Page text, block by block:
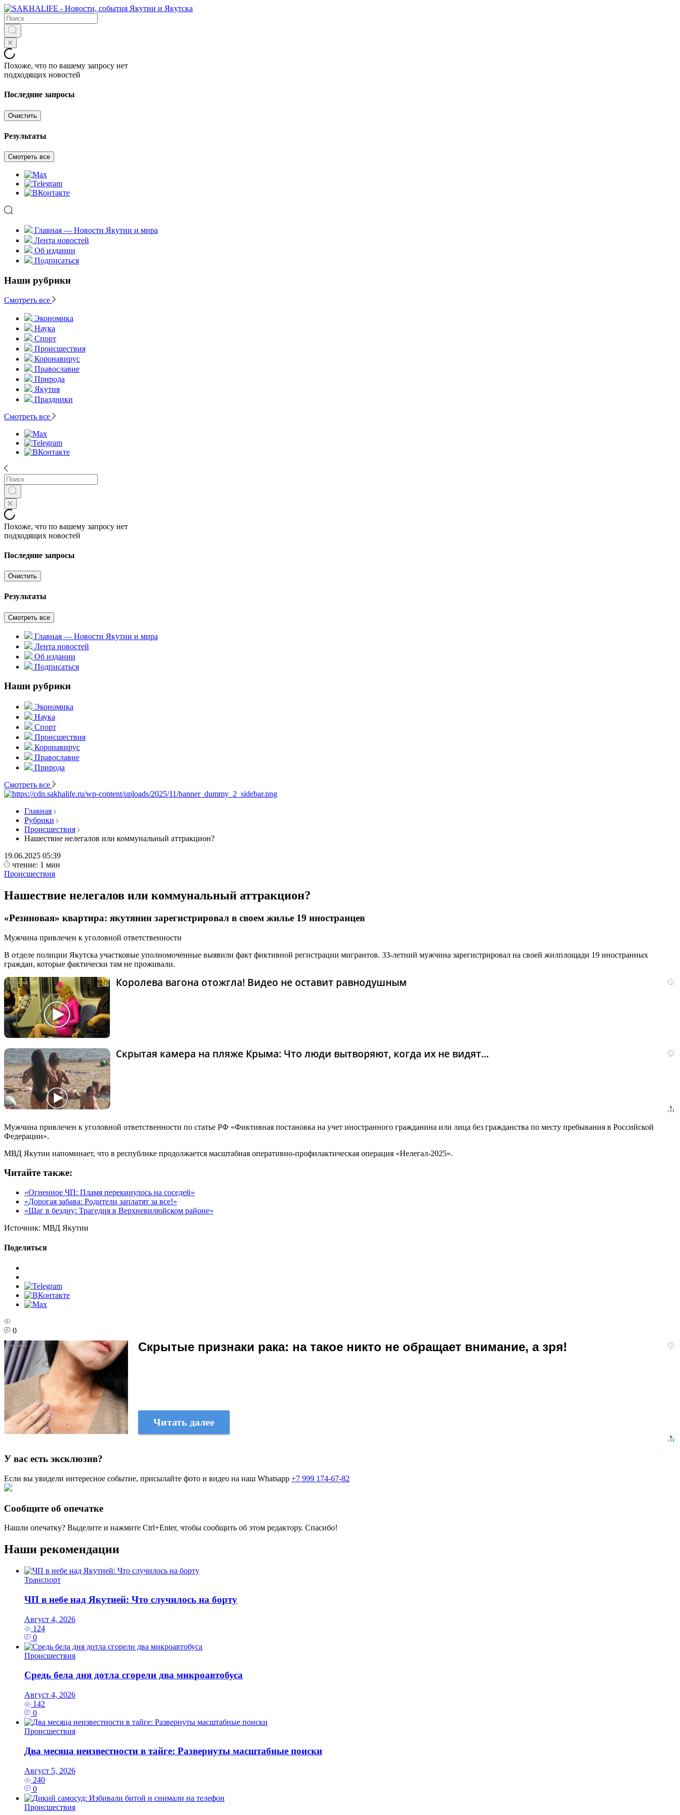
Похоже, что по вашему запросу нет
подходящих новостей
Последние запросы
Очистить
Результаты
Смотреть все
Главная — Новости Якутии и мира
Лента новостей
Об издании
Подписаться
Наши рубрики
Смотреть все
Экономика
Наука
Спорт
Происшествия
Коронавирус
Православие
Природа
Якутия
Праздники
Смотреть все
Похоже, что по вашему запросу нет
подходящих новостей
Последние запросы
Очистить
Результаты
Смотреть все
Главная — Новости Якутии и мира
Лента новостей
Об издании
Подписаться
Наши рубрики
Экономика
Наука
Спорт
Происшествия
Коронавирус
Православие
Природа
Смотреть все
Главная
Рубрики
Происшествия
Нашествие нелегалов или коммунальный аттракцион?
19.06.2025 05:39
чтение: 1 мин
Происшествия
Нашествие нелегалов или коммунальный аттракцион?
«Резиновая» квартира: якутянин зарегистрировал в своем жилье 19 иностранцев
Мужчина привлечен к уголовной ответственности
В отделе полиции Якутска участковые уполномоченные выявили факт фиктивной регистрации мигрантов. 33-летний мужчина зарегистрировал на своей жилплощади 19 иностранных
граждан, которые фактически там не проживали.
i
Королева вагона отожгла! Видео не оставит равнодушным
i
Скрытая камера на пляже Крыма: Что люди вытворяют, когда их не видят...
Мужчина привлечен к уголовной ответственности по статье РФ «Фиктивная постановка на учет иностранного гражданина или лица без гражданства по месту пребывания в Российской
Федерации».
МВД Якутии напоминает, что в республике продолжается масштабная оперативно-профилактическая операция «Нелегал-2025».
Читайте также:
«Огненное ЧП: Пламя перекинулось на соседей»
«Дорогая забава: Родители заплатят за все!»
«Шаг в бездну: Трагедия в Верхневилюйском районе»
Источник: МВД Якутии
Поделиться
0
i
Скрытые признаки рака: на такое никто не обращает внимание, а зря!
Читать далее
У вас есть эксклюзив?
Если вы увидели интересное событие, присылайте фото и видео на наш Whatsapp +7 999 174-67-82
Сообщите об опечатке
Нашли опечатку? Выделите и нажмите Ctrl+Enter, чтобы сообщить об этом редактору. Спасибо!
Наши рекомендации
Транспорт
ЧП в небе над Якутией: Что случилось на борту
Август 4, 2026
124
0
Происшествия
Средь бела дня дотла сгорели два микроавтобуса
Август 4, 2026
142
0
Происшествия
Два месяца неизвестности в тайге: Развернуты масштабные поиски
Август 5, 2026
240
0
Происшествия